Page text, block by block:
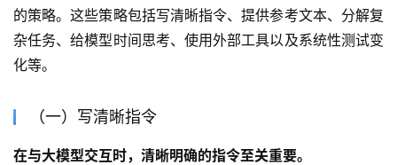
的策略。这些策略包括写清晰指令、提供参考文本、分解复
杂任务、给模型时间思考、使用外部工具以及系统性测试变
化等。
（一）写清晰指令
在与大模型交互时，清晰明确的指令至关重要。